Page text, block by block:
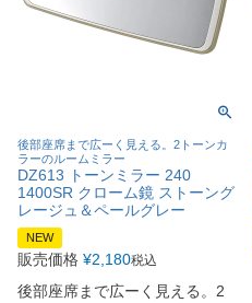
後部座席まで広ーく見える。2トーンカ
ラーのルームミラー
DZ613 トーンミラー 240
1400SR クローム鏡 ストーング
レージュ＆ペールグレー
NEW
販売価格 ¥2,180税込
後部座席まで広ーく見える。2